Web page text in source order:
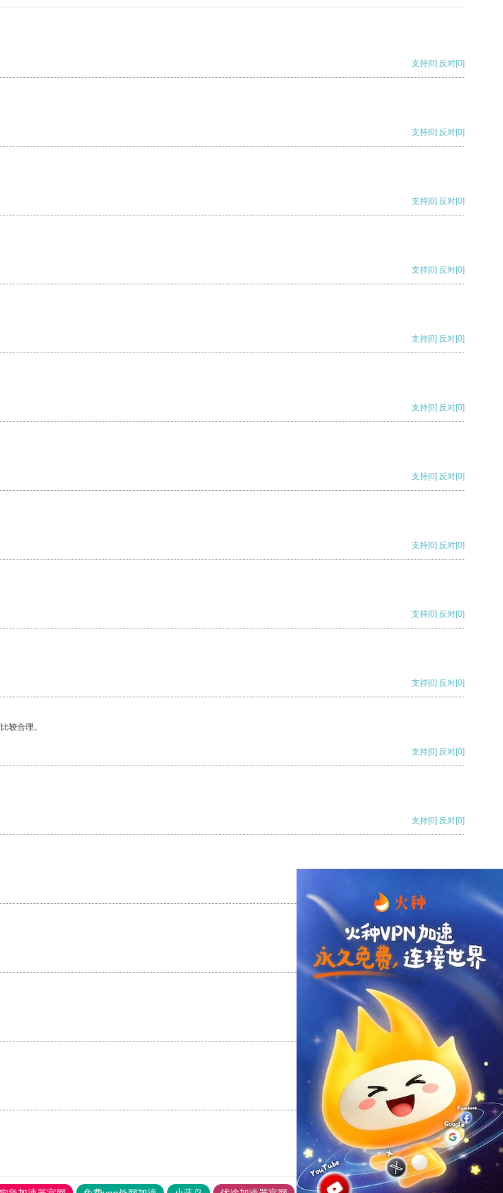
支持[0] 反对[0]
支持[0] 反对[0]
支持[0] 反对[0]
支持[0] 反对[0]
支持[0] 反对[0]
支持[0] 反对[0]
支持[0] 反对[0]
支持[0] 反对[0]
支持[0] 反对[0]
支持[0] 反对[0]
较合理。
支持[0] 反对[0]
支持[0] 反对[0]
支持 [0] 反对[0]
支持[0] 反对
支持[0] 反对[0]